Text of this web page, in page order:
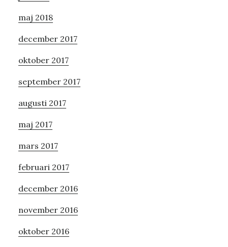
maj 2018
december 2017
oktober 2017
september 2017
augusti 2017
maj 2017
mars 2017
februari 2017
december 2016
november 2016
oktober 2016